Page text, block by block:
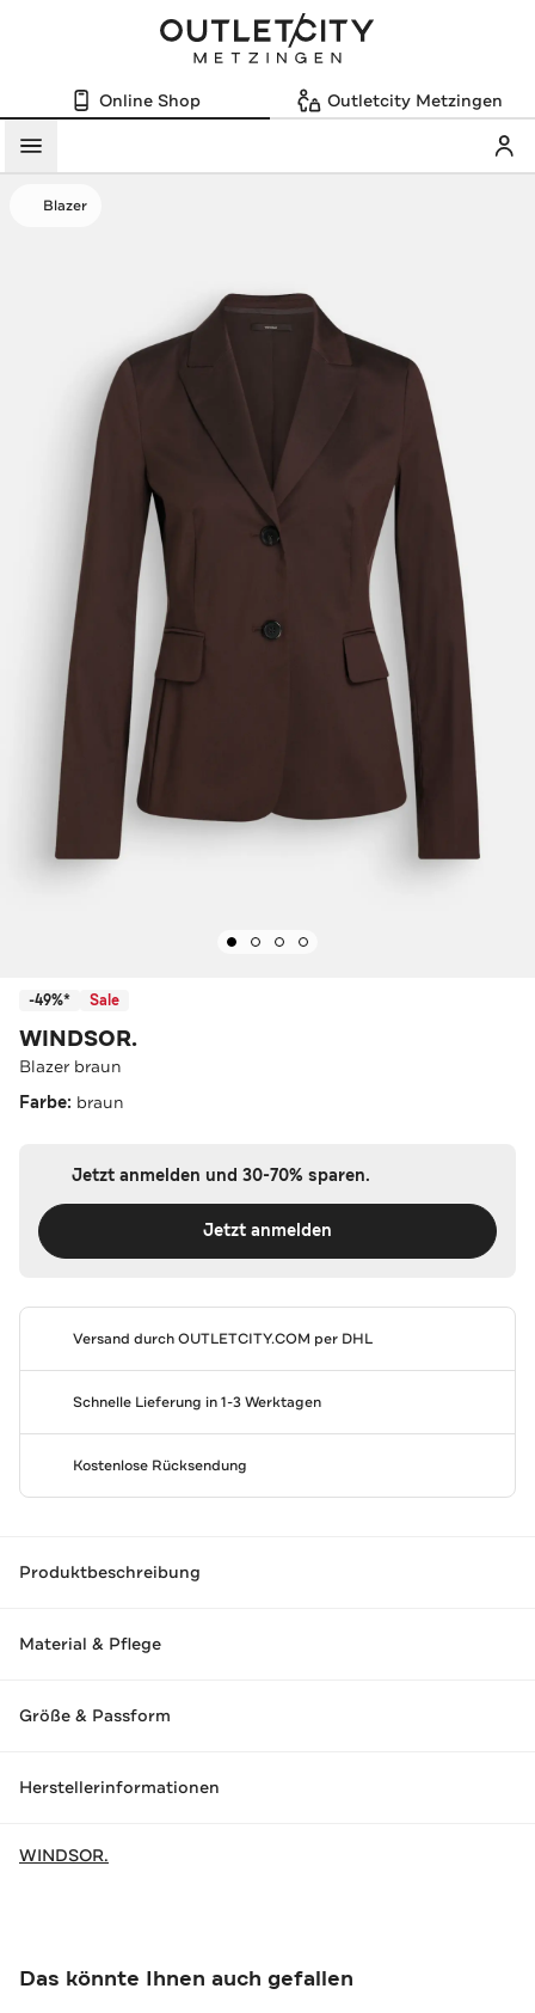
Online Shop Outletcity Metzingen
Menü
Blazer
-49%* Sale
WINDSOR.
Blazer braun
Farbe: braun
Jetzt anmelden und 30-70% sparen.
Jetzt anmelden
Versand durchOUTLETCITY.COM per DHL
Schnelle Lieferung in 1-3 Werktagen
Kostenlose Rücksendung
Produktbeschreibung
Material & Pflege
Größe & Passform
Herstellerinformationen
WINDSOR.
Das könnte Ihnen auch gefallen